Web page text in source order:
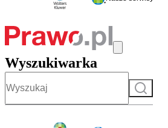
Wyszukiwarka
Szukaj